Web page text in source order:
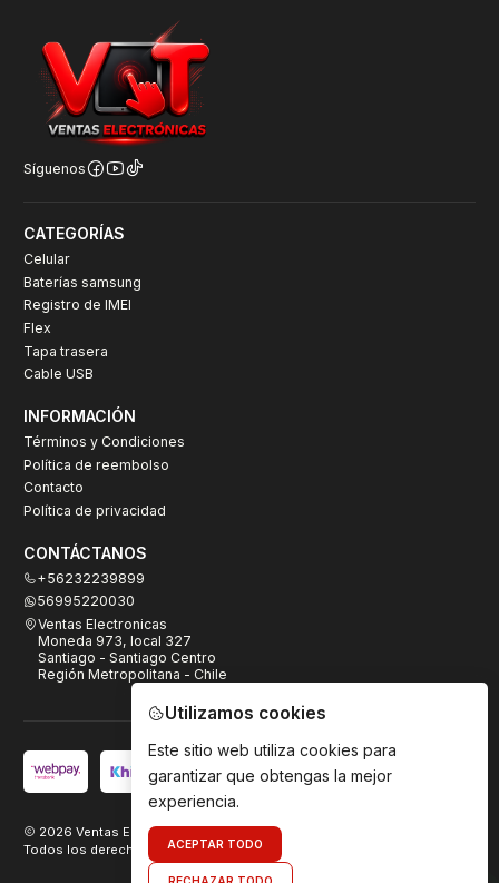
Síguenos
CATEGORÍAS
Celular
Baterías samsung
Registro de IMEI
Flex
Tapa trasera
Cable USB
INFORMACIÓN
Términos y Condiciones
Política de reembolso
Contacto
Política de privacidad
CONTÁCTANOS
+56232239899
56995220030
Ventas Electronicas
Moneda 973, local 327
Santiago - Santiago Centro
Región Metropolitana - Chile
2026 Ventas Electrónicas.
Todos los derechos reservados. Desarrollado por
Utilizamos cookies
Este sitio web utiliza cookies para
garantizar que obtengas la mejor
experiencia.
ACEPTAR TODO